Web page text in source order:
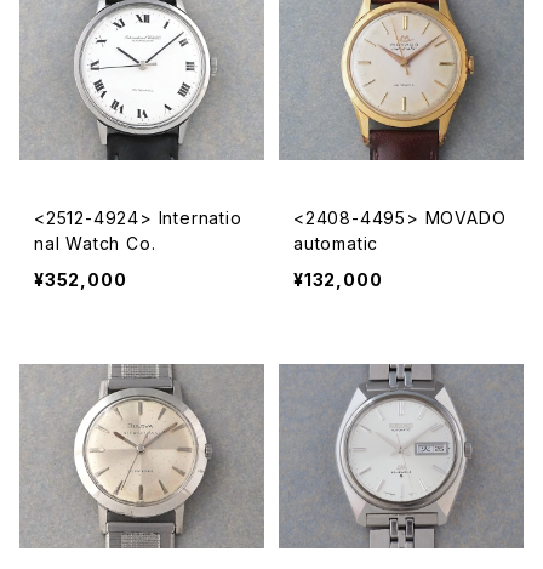
<2512-4924> Internatio
nal Watch Co.
¥352,000
<2408-4495> MOVADO
automatic
¥132,000